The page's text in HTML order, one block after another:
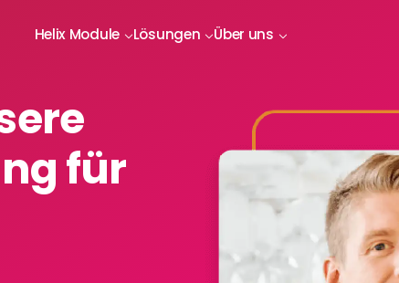
Helix Module Lösungen Über uns
für